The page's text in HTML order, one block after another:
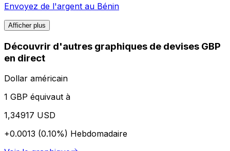
Envoyez de l'argent au Bénin
Afficher plus
Découvrir d'autres graphiques de devises GBP
en direct
Dollar américain
1 GBP équivaut à
1,34917 USD
+0.0013 (0.10%) Hebdomadaire